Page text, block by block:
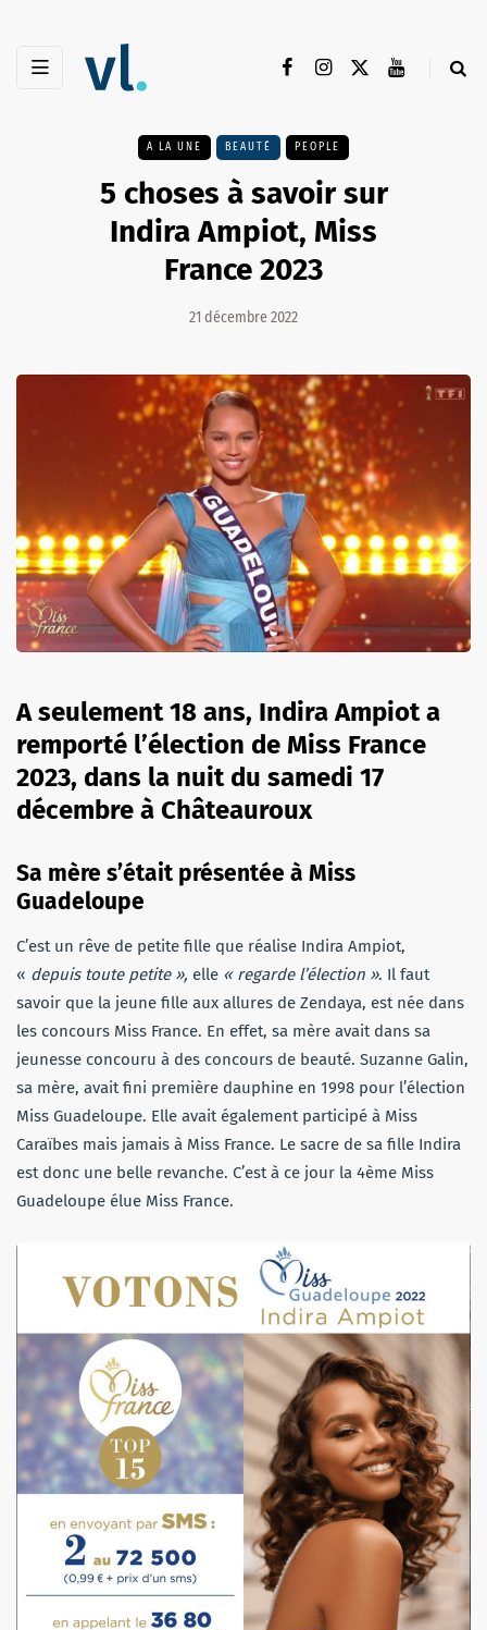
A LA UNE BEAUTÉ PEOPLE
5 choses à savoir sur
Indira Ampiot, Miss
France 2023
21 décembre 2022
A seulement 18 ans, Indira Ampiot a
remporté l’élection de Miss France
2023, dans la nuit du samedi 17
décembre à Châteauroux
Sa mère s’était présentée à Miss
Guadeloupe
C’est un rêve de petite fille que réalise Indira Ampiot,
« depuis toute petite », elle « regarde l’élection ». Il faut
savoir que la jeune fille aux allures de Zendaya, est née dans
les concours Miss France. En effet, sa mère avait dans sa
jeunesse concouru à des concours de beauté. Suzanne Galin,
sa mère, avait fini première dauphine en 1998 pour l’élection
Miss Guadeloupe. Elle avait également participé à Miss
Caraïbes mais jamais à Miss France. Le sacre de sa fille Indira
est donc une belle revanche. C’est à ce jour la 4ème Miss
Guadeloupe élue Miss France.